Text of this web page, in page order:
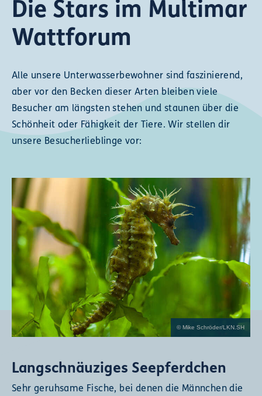
Die Stars im Multimar
Wattforum
Alle unsere Unterwasserbewohner sind faszinierend,
aber vor den Becken dieser Arten bleiben viele
Besucher am längsten stehen und staunen über die
Schönheit oder Fähigkeit der Tiere. Wir stellen dir
unsere Besucherlieblinge vor:
© Mike Schröder/LKN.SH
Langschnäuziges Seepferdchen
Sehr geruhsame Fische, bei denen die Männchen die